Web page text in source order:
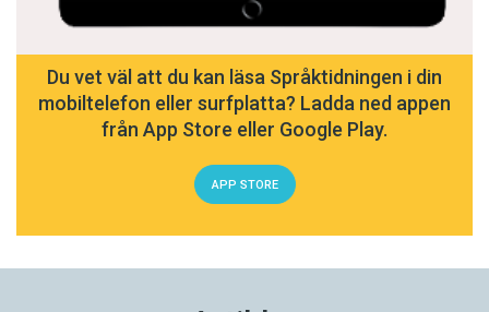
Du vet väl att du kan läsa Språktidningen i din
mobiltelefon eller surfplatta? Ladda ned appen
från App Store eller Google Play.
APP STORE